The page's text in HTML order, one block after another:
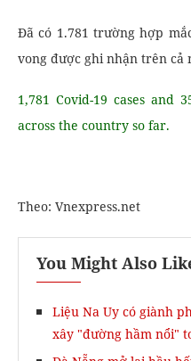
Đã có 1.781 trường hợp
vong được ghi nhận trên cả
1,781 Covid-19 cases and
across the country so far.
Theo: Vnexpress.net
You Might Also
Liệu Na Uy có giành
xây "đường hầm nổi"